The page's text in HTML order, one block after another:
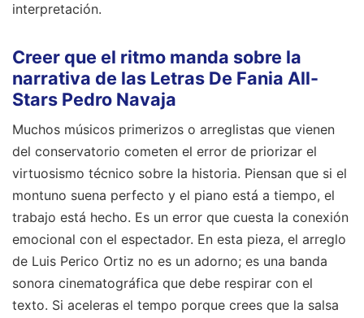
interpretación.
Creer que el ritmo manda sobre la
narrativa de las Letras De Fania All-
Stars Pedro Navaja
Muchos músicos primerizos o arreglistas que vienen
del conservatorio cometen el error de priorizar el
virtuosismo técnico sobre la historia. Piensan que si el
montuno suena perfecto y el piano está a tiempo, el
trabajo está hecho. Es un error que cuesta la conexión
emocional con el espectador. En esta pieza, el arreglo
de Luis Perico Ortiz no es un adorno; es una banda
sonora cinematográfica que debe respirar con el
texto. Si aceleras el tempo porque crees que la salsa